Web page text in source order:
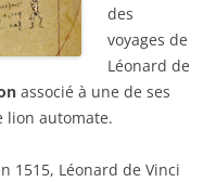
des
voyages de
Léonard de
associé à une de ses
lion automate.
1515, Léonard de Vinci